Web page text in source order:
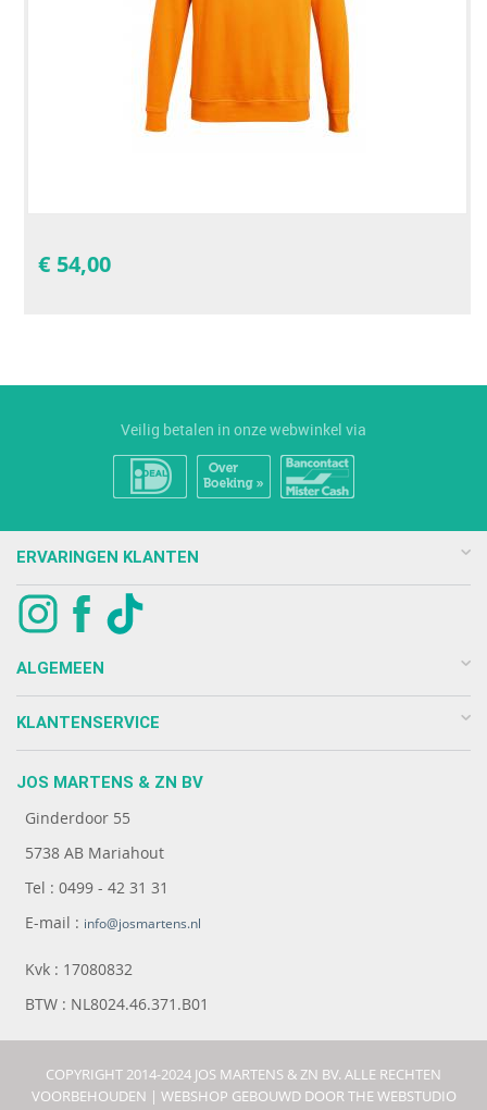
€ 54,00
Veilig betalen in onze webwinkel via
ERVARINGEN KLANTEN
ALGEMEEN
KLANTENSERVICE
JOS MARTENS & ZN BV
Ginderdoor 55
5738 AB Mariahout
Tel : 0499 - 42 31 31
E-mail : info@josmartens.nl
Kvk : 17080832
BTW : NL8024.46.371.B01
COPYRIGHT 2014-2024 JOS MARTENS & ZN BV. ALLE RECHTEN
VOORBEHOUDEN | WEBSHOP GEBOUWD DOOR THE WEBSTUDIO